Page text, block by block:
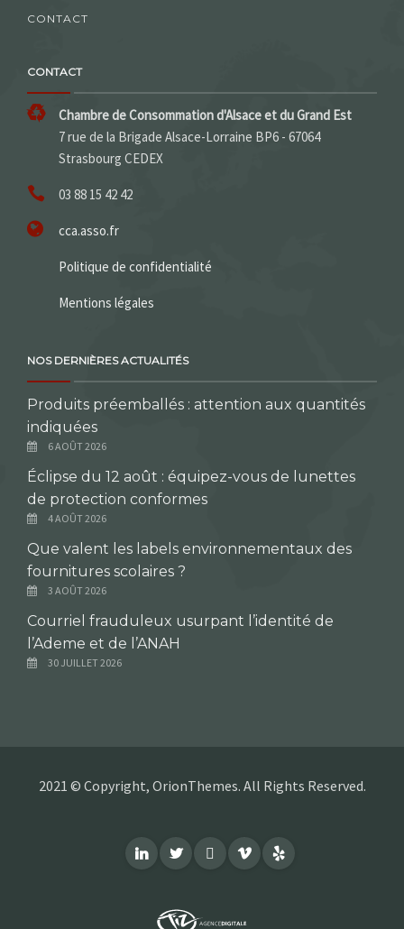
CONTACT
CONTACT
Chambre de Consommation d'Alsace et du Grand Est
7 rue de la Brigade Alsace-Lorraine BP6 - 67064
Strasbourg CEDEX
03 88 15 42 42
cca.asso.fr
Politique de confidentialité
Mentions légales
NOS DERNIÈRES ACTUALITÉS
Produits préemballés : attention aux quantités
indiquées
6 AOÛT 2026
Éclipse du 12 août : équipez-vous de lunettes
de protection conformes
4 AOÛT 2026
Que valent les labels environnementaux des
fournitures scolaires ?
3 AOÛT 2026
Courriel frauduleux usurpant l’identité de
l’Ademe et de l’ANAH
30 JUILLET 2026
2021 © Copyright, OrionThemes. All Rights Reserved.